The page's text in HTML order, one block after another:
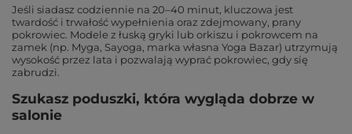
Jeśli siadasz codziennie na 20–40 minut, kluczowa jest
twardość i trwałość wypełnienia oraz zdejmowany, prany
pokrowiec. Modele z łuską gryki lub orkiszu i pokrowcem na
zamek (np. Myga, Sayoga, marka własna Yoga Bazar) utrzymują
wysokość przez lata i pozwalają wyprać pokrowiec, gdy się
zabrudzi.
Szukasz poduszki, która wygląda dobrze w
salonie